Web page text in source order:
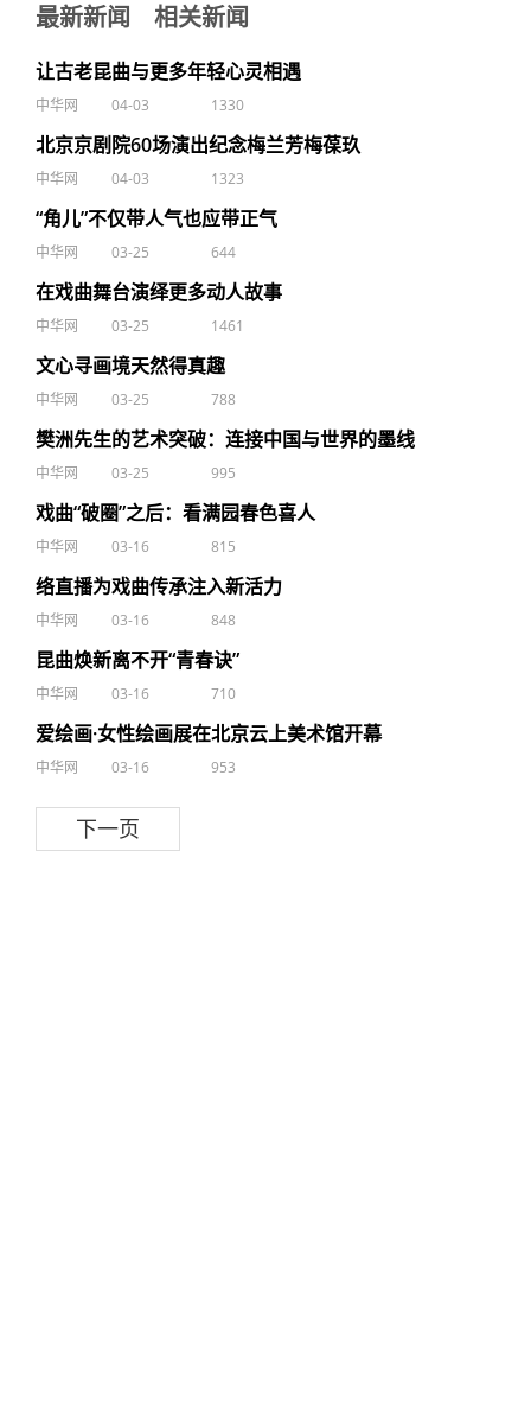
最新新闻 相关新闻
让古老昆曲与更多年轻心灵相遇
中华网 04-03 1330
北京京剧院60场演出纪念梅兰芳梅葆玖
中华网 04-03 1323
“角儿”不仅带人气也应带正气
中华网 03-25 644
在戏曲舞台演绎更多动人故事
中华网 03-25 1461
文心寻画境天然得真趣
中华网 03-25 788
樊洲先生的艺术突破：连接中国与世界的墨线
中华网 03-25 995
戏曲“破圈”之后：看满园春色喜人
中华网 03-16 815
络直播为戏曲传承注入新活力
中华网 03-16 848
昆曲焕新离不开“青春诀”
中华网 03-16 710
爱绘画·女性绘画展在北京云上美术馆开幕
中华网 03-16 953
下一页